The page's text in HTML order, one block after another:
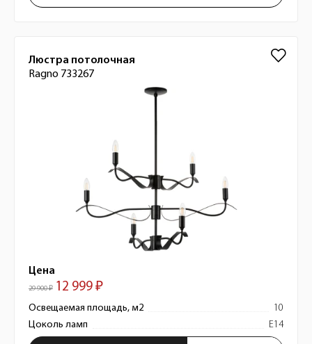
Люстра потолочная
Ragno 733267
Цена
29 900 ₽ 12 999 ₽
Освещаемая площадь, м2
10
Цоколь ламп
E14